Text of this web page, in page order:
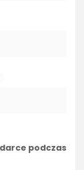
podczas